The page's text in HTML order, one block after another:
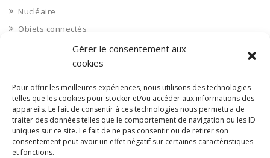
Gérer le consentement aux
cookies
Pour offrir les meilleures expériences, nous utilisons des technologies
telles que les cookies pour stocker et/ou accéder aux informations des
appareils. Le fait de consentir à ces technologies nous permettra de
traiter des données telles que le comportement de navigation ou les ID
uniques sur ce site. Le fait de ne pas consentir ou de retirer son
consentement peut avoir un effet négatif sur certaines caractéristiques
et fonctions.
Nucléaire
Objets connectés
Objets en plastique
Opérateurs télécom
Optique
Ordinateurs
Orne 61